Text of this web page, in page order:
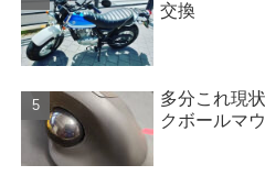
交換
多分これ現
クボールマ